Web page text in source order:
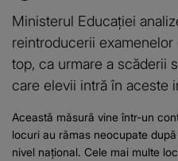
Ministerul Educației
reintroducerii
top, ca urmare a scăderii
care elevii intră în aceste
Această măsură vine într-un
locuri au rămas neocupate
nivel național. Cele mai multe